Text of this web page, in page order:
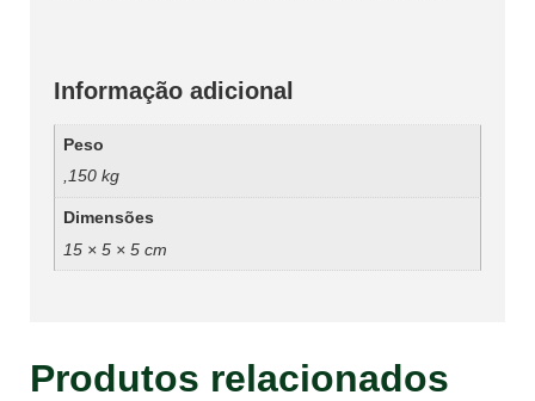
Informação adicional
Peso
,150 kg
Dimensões
15 × 5 × 5 cm
Produtos relacionados